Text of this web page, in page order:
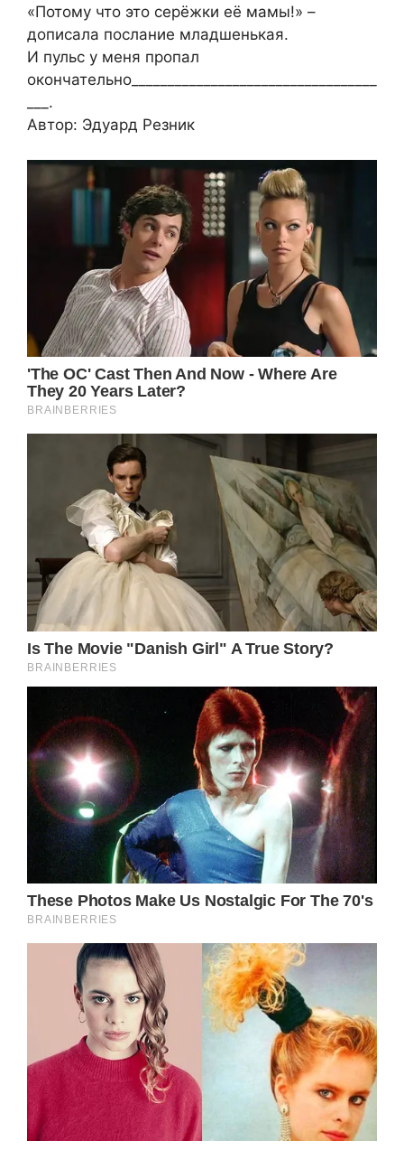
«Потому что это серёжки её мамы!» –
дописала послание младшенькая.
И пульс у меня пропал
окончательно__________________________________
___.
Автор: Эдуард Резник